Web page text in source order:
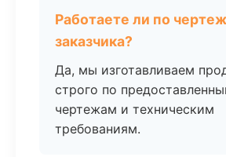
Работаете ли по
заказчика?
Да, мы изготавливаем
строго по
чертежам и техническим
требованиям.